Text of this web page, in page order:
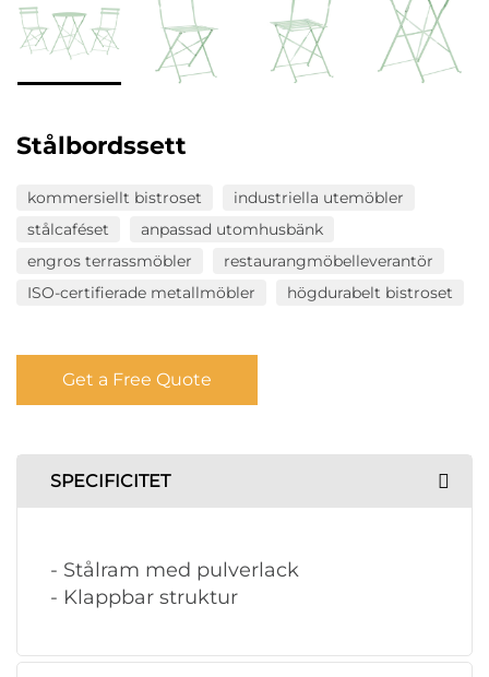
Stålbordssett
kommersiellt bistroset
industriella utemöbler
stålcaféset
anpassad utomhusbänk
engros terrassmöbler
restaurangmöbelleverantör
ISO-certifierade metallmöbler
högdurabelt bistroset
Get a Free Quote
SPECIFICITET
- Stålram med pulverlack
- Klappbar struktur